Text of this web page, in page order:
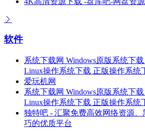
软件
系统下载网 Windows原版系统下
Linux操作系统下载 正版操作系统
爱玩机网
系统下载网 Windows原版系统下
Linux操作系统下载 正版操作系统
独特吧 - 汇聚免费高效网络资源
巧的优质平台